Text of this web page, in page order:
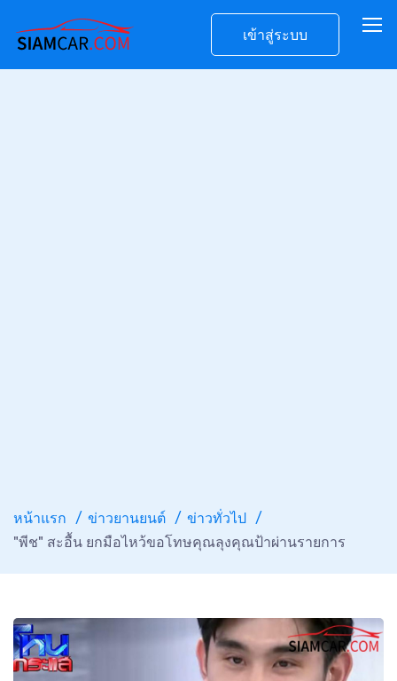
เข้าสู่ระบบ
หน้าแรก ข่าวยานยนต์
ข่าวทั่วไป
"พีช" สะอื้น ยกมือไหว้ขอโทษคุณลุงคุณป้าผ่านรายการ